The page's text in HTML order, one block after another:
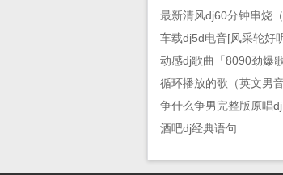
最新清风dj60分钟串烧
车载dj5d电音[风采轮好
动感dj歌曲「8090劲爆
循环播放的歌（英文男音
争什么争男完整版原唱dj
酒吧dj经典语句